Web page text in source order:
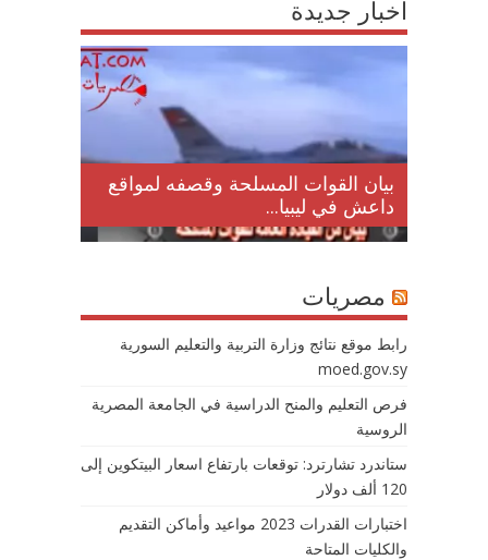
اخبار جديدة
بيان القوات المسلحة وقصفه لمواقع
داعش في ليبيا...
مصريات
رابط موقع نتائج وزارة التربية والتعليم السورية
moed.gov.sy
فرص التعليم والمنح الدراسية في الجامعة المصرية
الروسية
ستاندرد تشارترد: توقعات بارتفاع اسعار البيتكوين إلى
120 ألف دولار
اختبارات القدرات 2023 مواعيد وأماكن التقديم
والكليات المتاحة